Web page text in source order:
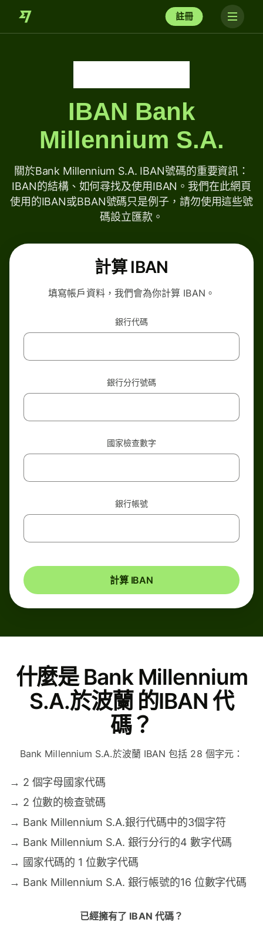
註冊
IBAN Bank
Millennium S.A.
關於Bank Millennium S.A. IBAN號碼的重要資訊：
IBAN的結構、如何尋找及使用IBAN。我們在此網頁
使用的IBAN或BBAN號碼只是例子，請勿使用這些號
碼設立匯款。
計算 IBAN
填寫帳戶資料，我們會為你計算 IBAN。
銀行代碼
銀行分行號碼
國家檢查數字
銀行帳號
計算 IBAN
什麼是 Bank Millennium
S.A.於波蘭 的IBAN 代
碼？
Bank Millennium S.A.於波蘭 IBAN 包括 28 個字元：
→ 2 個字母國家代碼
→ 2 位數的檢查號碼
→ Bank Millennium S.A.銀行代碼中的3個字符
→ Bank Millennium S.A. 銀行分行的4 數字代碼
→ 國家代碼的 1 位數字代碼
→ Bank Millennium S.A. 銀行帳號的16 位數字代碼
已經擁有了 IBAN 代碼？